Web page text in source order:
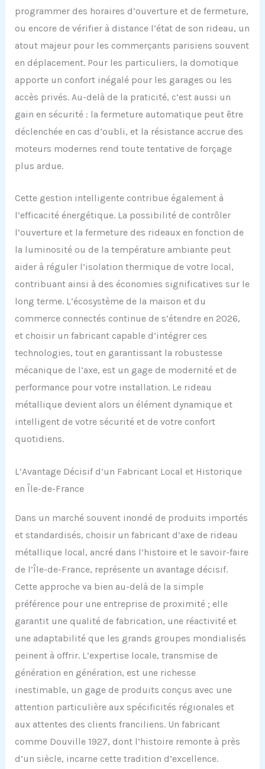
programmer des horaires d’ouverture et de fermeture,
ou encore de vérifier à distance l’état de son rideau, un
atout majeur pour les commerçants parisiens souvent
en déplacement. Pour les particuliers, la domotique
apporte un confort inégalé pour les garages ou les
accès privés. Au-delà de la praticité, c’est aussi un
gain en sécurité : la fermeture automatique peut être
déclenchée en cas d’oubli, et la résistance accrue des
moteurs modernes rend toute tentative de forçage
plus ardue.
Cette gestion intelligente contribue également à
l’efficacité énergétique. La possibilité de contrôler
l’ouverture et la fermeture des rideaux en fonction de
la luminosité ou de la température ambiante peut
aider à réguler l’isolation thermique de votre local,
contribuant ainsi à des économies significatives sur le
long terme. L’écosystème de la maison et du
commerce connectés continue de s’étendre en 2026,
et choisir un fabricant capable d’intégrer ces
technologies, tout en garantissant la robustesse
mécanique de l’axe, est un gage de modernité et de
performance pour votre installation. Le rideau
métallique devient alors un élément dynamique et
intelligent de votre sécurité et de votre confort
quotidiens.
L’Avantage Décisif d’un Fabricant Local et Historique
en Île-de-France
Dans un marché souvent inondé de produits importés
et standardisés, choisir un fabricant d’axe de rideau
métallique local, ancré dans l’histoire et le savoir-faire
de l’Île-de-France, représente un avantage décisif.
Cette approche va bien au-delà de la simple
préférence pour une entreprise de proximité ; elle
garantit une qualité de fabrication, une réactivité et
une adaptabilité que les grands groupes mondialisés
peinent à offrir. L’expertise locale, transmise de
génération en génération, est une richesse
inestimable, un gage de produits conçus avec une
attention particulière aux spécificités régionales et
aux attentes des clients franciliens. Un fabricant
comme Douville 1927, dont l’histoire remonte à près
d’un siècle, incarne cette tradition d’excellence.